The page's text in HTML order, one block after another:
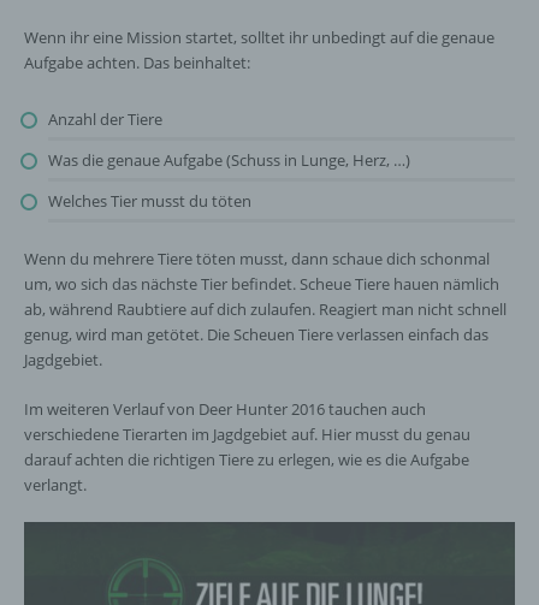
Wenn ihr eine Mission startet, solltet ihr unbedingt auf die genaue
Aufgabe achten. Das beinhaltet:
Anzahl der Tiere
Was die genaue Aufgabe (Schuss in Lunge, Herz, …)
Welches Tier musst du töten
Wenn du mehrere Tiere töten musst, dann schaue dich schonmal
um, wo sich das nächste Tier befindet. Scheue Tiere hauen nämlich
ab, während Raubtiere auf dich zulaufen. Reagiert man nicht schnell
genug, wird man getötet. Die Scheuen Tiere verlassen einfach das
Jagdgebiet.
Im weiteren Verlauf von Deer Hunter 2016 tauchen auch
verschiedene Tierarten im Jagdgebiet auf. Hier musst du genau
darauf achten die richtigen Tiere zu erlegen, wie es die Aufgabe
verlangt.